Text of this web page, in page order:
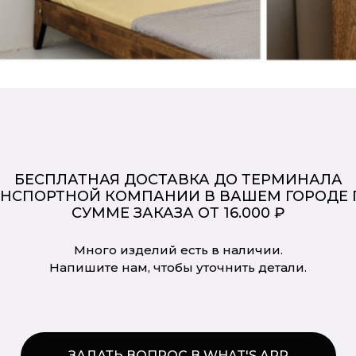
БЕСПЛАТНАЯ ДОСТАВКА ДО ТЕРМИНАЛА
КОМПАНИИ В ВАШЕМ ГОРОДЕ
СУММЕ ЗАКАЗА ОТ 16.000 ₽
Много изделий есть в наличии.
Напишите нам, чтобы уточнить детали.